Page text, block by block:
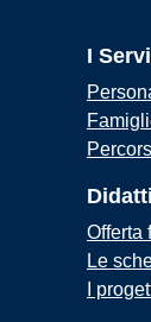
I
Offerta
Le
I